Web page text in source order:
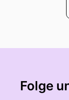
Folge